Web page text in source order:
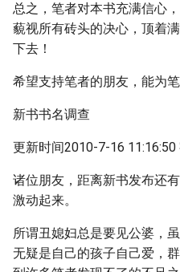
总之，笔者对本书充满信心
藐视所有砖头的决心，顶着
下去！
希望支持笔者的朋友，能为
新书书名调查
更新时间2010-7-16 11:16:50
诸位朋友，距离新书发布还
激动起来。
所谓丑媳妇总是要见公婆，
无疑是自己的孩子自己爱，